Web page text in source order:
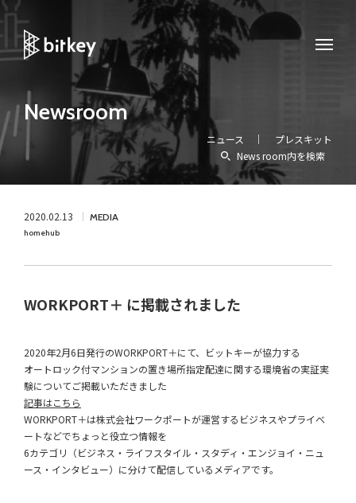
Newsroom
ニュース
プレスキット
News room内を検索
2020.02.13 MEDIA
homehub
WORKPORT＋ に掲載されました
2020年2月6日発行のWORKPORT＋にて、ビットキーが協力する
オートロック付マンションの置き場所指定配達に関する環境省の実証実
験についてご掲載いただきました
記事はこちら
WORKPORT＋は株式会社ワークポートが運営するビジネスやプライベ
ートなどでちょっと役立つ情報を
6カテゴリ（ビジネス・ライフスタイル・スタディ・エンジョイ・ニュ
ース・インタビュー）に分けて配信しているメディアです。